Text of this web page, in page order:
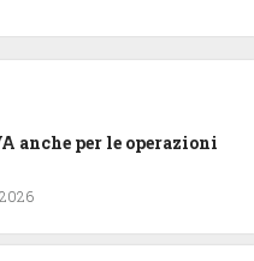
anche per le operazioni